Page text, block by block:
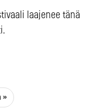
laajenee tänä
»